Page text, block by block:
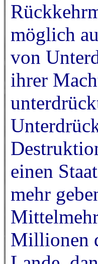
möglich
von
ihrer
einen
mehr
Millionen